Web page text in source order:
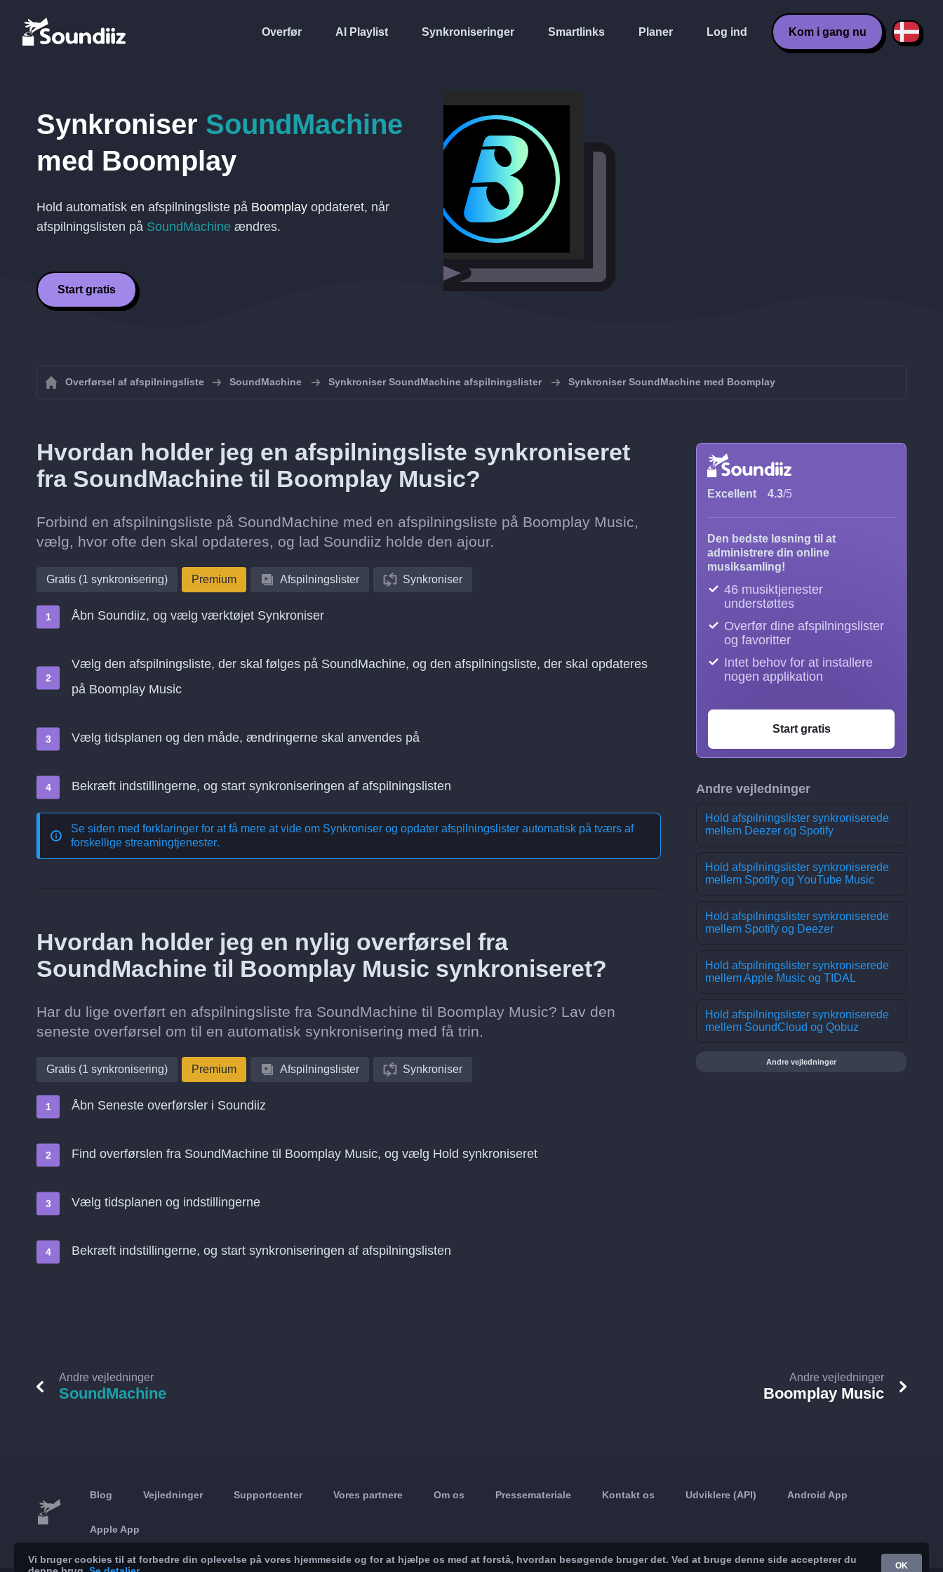
Overfør AI Playlist Synkroniseringer Smartlinks Planer Log ind Kom i gang nu
Synkroniser SoundMachine
med Boomplay
Hold automatisk en afspilningsliste på Boomplay opdateret, når
afspilningslisten på SoundMachine ændres.
Start gratis
Overførsel af afspilningsliste SoundMachine Synkroniser SoundMachine afspilningslister Synkroniser SoundMachine med Boomplay
Hvordan holder jeg en afspilningsliste synkroniseret
fra SoundMachine til Boomplay Music?
Forbind en afspilningsliste på SoundMachine med en afspilningsliste på Boomplay Music,
vælg, hvor ofte den skal opdateres, og lad Soundiiz holde den ajour.
Gratis (1 synkronisering) Premium Afspilningslister Synkroniser
Åbn Soundiiz, og vælg værktøjet Synkroniser
Vælg den afspilningsliste, der skal følges på SoundMachine, og den afspilningsliste, der skal opdateres
på Boomplay Music
Vælg tidsplanen og den måde, ændringerne skal anvendes på
Bekræft indstillingerne, og start synkroniseringen af afspilningslisten
Se siden med forklaringer for at få mere at vide om Synkroniser og opdater afspilningslister automatisk på tværs af
forskellige streamingtjenester.
Hvordan holder jeg en nylig overførsel fra
SoundMachine til Boomplay Music synkroniseret?
Har du lige overført en afspilningsliste fra SoundMachine til Boomplay Music? Lav den
seneste overførsel om til en automatisk synkronisering med få trin.
Gratis (1 synkronisering) Premium Afspilningslister Synkroniser
Åbn Seneste overførsler i Soundiiz
Find overførslen fra SoundMachine til Boomplay Music, og vælg Hold synkroniseret
Vælg tidsplanen og indstillingerne
Bekræft indstillingerne, og start synkroniseringen af afspilningslisten
Excellent 4.3/5
Den bedste løsning til at
administrere din online
musiksamling!
46 musiktjenester
understøttes
Overfør dine afspilningslister
og favoritter
Intet behov for at installere
nogen applikation
Start gratis
Andre vejledninger
Hold afspilningslister synkroniserede
mellem Deezer og Spotify
Hold afspilningslister synkroniserede
mellem Spotify og YouTube Music
Hold afspilningslister synkroniserede
mellem Spotify og Deezer
Hold afspilningslister synkroniserede
mellem Apple Music og TIDAL
Hold afspilningslister synkroniserede
mellem SoundCloud og Qobuz
Andre vejledninger
Andre vejledninger
SoundMachine
Andre vejledninger
Boomplay Music
Blog Vejledninger Supportcenter Vores partnere Om os Pressemateriale Kontakt os Udviklere (API) Android App
Apple App
Vi bruger cookies til at forbedre din oplevelse på vores hjemmeside og for at hjælpe os med at forstå, hvordan besøgende bruger det. Ved at bruge denne side accepterer du
OK